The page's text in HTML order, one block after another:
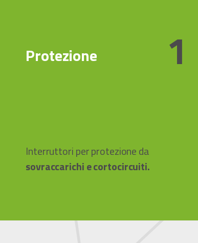
Protezione 1
Interruttori per protezione da
sovraccarichi e cortocircuiti.